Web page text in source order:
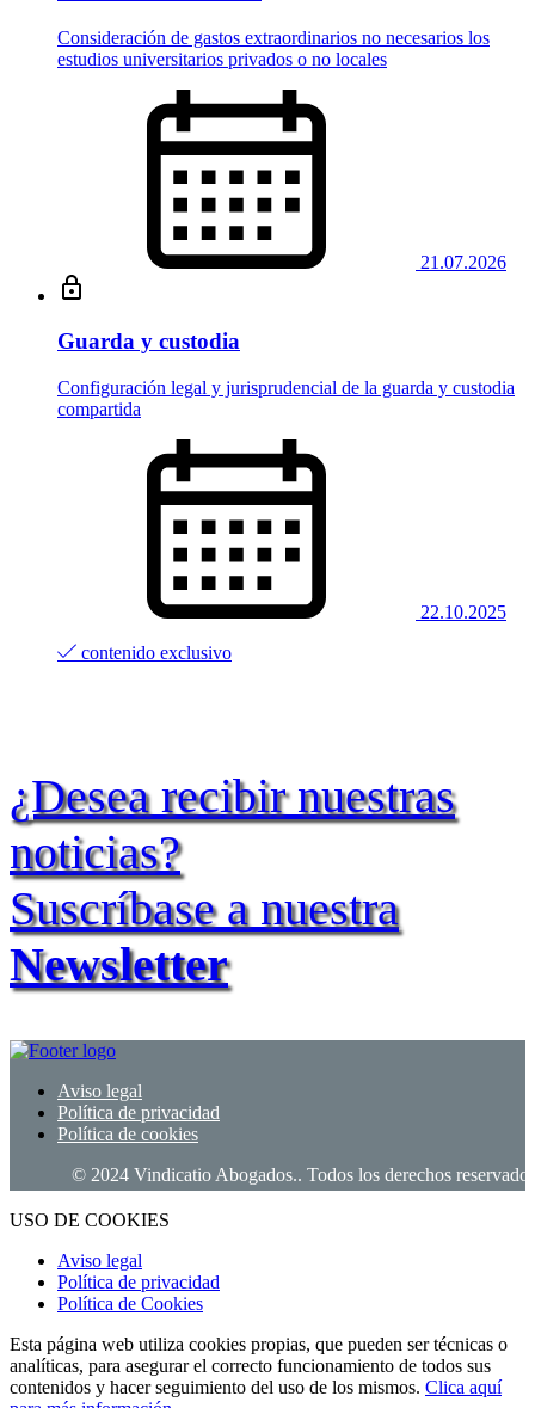
Consideración de gastos extraordinarios no necesarios los
estudios universitarios privados o no locales
21.07.2026
Guarda y custodia
Configuración legal y jurisprudencial de la guarda y custodia
compartida
22.10.2025
contenido exclusivo
¿Desea recibir nuestras
noticias?
Suscríbase a nuestra
Newsletter
Aviso legal
Política de privacidad
Política de cookies
© 2024 Vindicatio Abogados.. Todos los derechos reservados.
USO DE COOKIES
Aviso legal
Política de privacidad
Política de Cookies
Esta página web utiliza cookies propias, que pueden ser técnicas o
analíticas, para asegurar el correcto funcionamiento de todos sus
contenidos y hacer seguimiento del uso de los mismos. Clica aquí